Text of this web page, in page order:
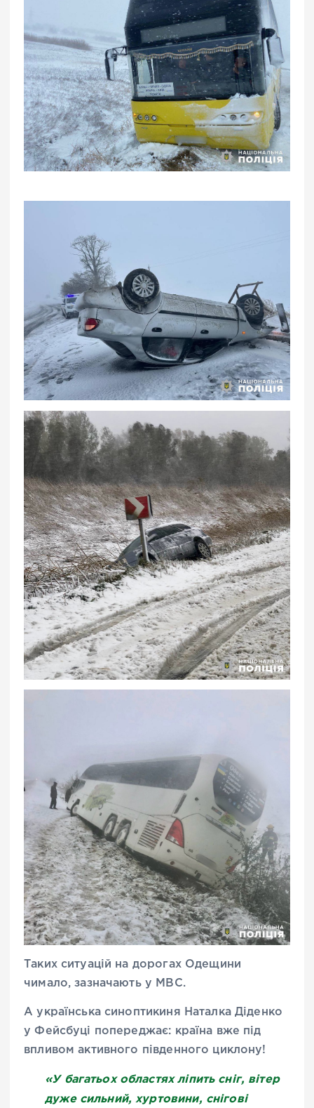
Таких ситуацій на дорогах Одещини
чимало, зазначають у МВС.
А українська синоптикиня Наталка Діденко
у Фейсбуці попереджає: країна вже під
впливом активного південного циклону!
«У багатьох областях ліпить сніг, вітер
дуже сильний, хуртовини, снігові